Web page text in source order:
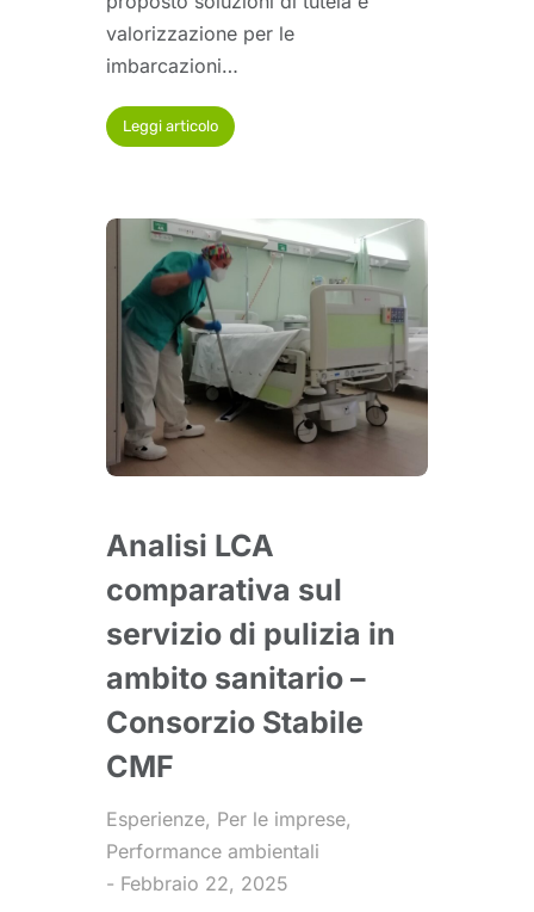
valorizzazione per le
imbarcazioni…
Leggi articolo
Analisi LCA
comparativa sul
servizio di pulizia in
ambito sanitario –
Consorzio Stabile
CMF
Esperienze, Per le imprese,
Performance ambientali
Febbraio 22, 2025